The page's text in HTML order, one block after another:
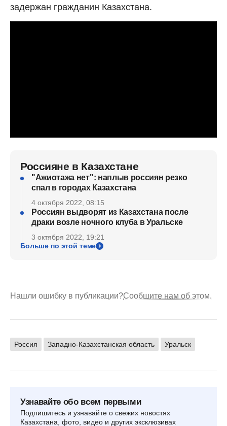
задержан гражданин Казахстана.
Россияне в Казахстане
"Ажиотажа нет": наплыв россиян резко
спал в городах Казахстана
4 октября 2022, 08:15
Россиян выдворят из Казахстана после
драки возле ночного клуба в Уральске
3 октября 2022, 19:21
Больше по этой теме
Нашли ошибку в публикации?Сообщите нам об этом.
Россия Западно-Казахстанская область Уральск
Узнавайте обо всем первыми
Подпишитесь и узнавайте о свежих новостях
Казахстана, фото, видео и других эксклюзивах